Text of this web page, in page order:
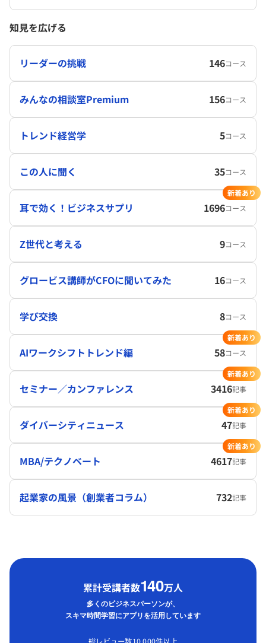
知見を広げる
リーダーの挑戦 146コース
みんなの相談室Premium 156コース
トレンド経営学 5コース
この人に聞く 35コース
耳で効く！ビジネスサプリ 1696コース
新着あり
Z世代と考える 9コース
グロービス講師がCFOに聞いてみた 16コース
学び交換 8コース
AIワークシフトトレンド編 58コース
新着あり
セミナー／カンファレンス 3416記事
新着あり
ダイバーシティニュース 47記事
新着あり
MBA/テクノベート 4617記事
新着あり
起業家の風景（創業者コラム） 732記事
累計受講者数140万人
多くのビジネスパーソンが、
スキマ時間学習にアプリを活用しています